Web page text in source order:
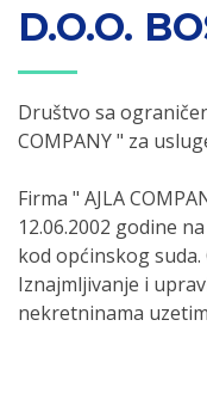
D.O.O.
Društvo sa
COMPANY " za
Firma " AJLA
12.06.2002 godine
kod općinskog
Iznajmljivanje i
nekretninama